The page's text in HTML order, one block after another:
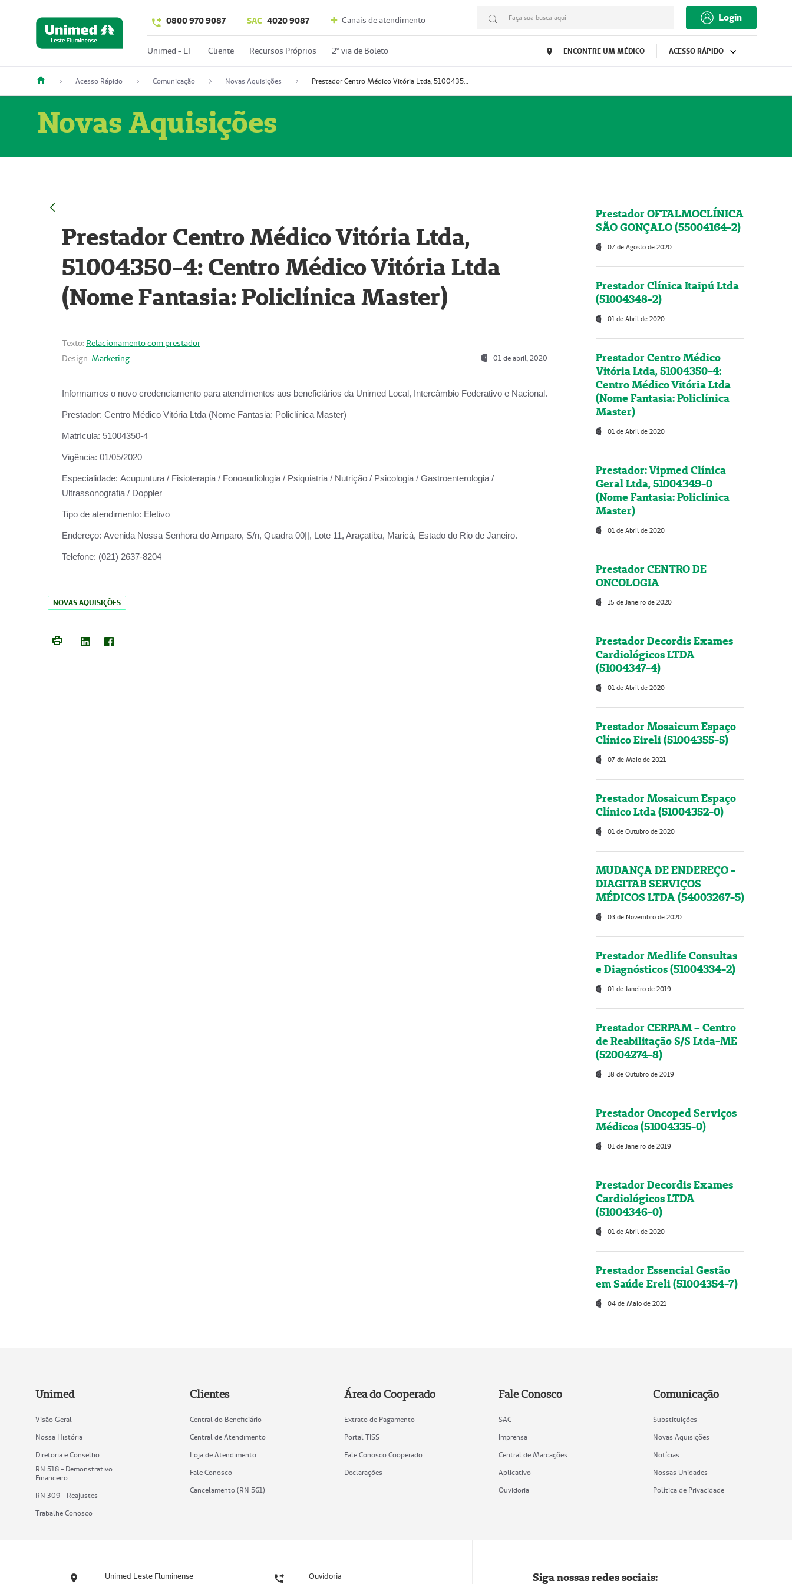
0800 970 9087 SAC 4020 9087 Canais de atendimento Faça sua busca aqui Login
Unimed - LF Cliente Recursos Próprios 2º via de Boleto ENCONTRE UM MÉDICO ACESSO RÁPIDO
Acesso Rápido Comunicação Novas Aquisições Prestador Centro Médico Vitória Ltda, 51004350-4: Centro Médico Vitória Ltda (Nome Fantasia: Policlínica Master)
Novas Aquisições
Prestador Centro Médico Vitória Ltda,
51004350-4: Centro Médico Vitória Ltda
(Nome Fantasia: Policlínica Master)
Texto: Relacionamento com prestador
Design: Marketing 01 de abril, 2020
Informamos o novo credenciamento para atendimentos aos beneficiários da Unimed Local, Intercâmbio Federativo e Nacional.
Prestador: Centro Médico Vitória Ltda (Nome Fantasia: Policlínica Master)
Matrícula: 51004350-4
Vigência: 01/05/2020
Especialidade: Acupuntura / Fisioterapia / Fonoaudiologia / Psiquiatria / Nutrição / Psicologia / Gastroenterologia /
Ultrassonografia / Doppler
Tipo de atendimento: Eletivo
Endereço: Avenida Nossa Senhora do Amparo, S/n, Quadra 00||, Lote 11, Araçatiba, Maricá, Estado do Rio de Janeiro.
Telefone: (021) 2637-8204
NOVAS AQUISIÇÕES
Prestador OFTALMOCLÍNICA
SÃO GONÇALO (55004164-2)
07 de Agosto de 2020
Prestador Clínica Itaipú Ltda
(51004348-2)
01 de Abril de 2020
Prestador Centro Médico
Vitória Ltda, 51004350-4:
Centro Médico Vitória Ltda
(Nome Fantasia: Policlínica
Master)
01 de Abril de 2020
Prestador: Vipmed Clínica
Geral Ltda, 51004349-0
(Nome Fantasia: Policlínica
Master)
01 de Abril de 2020
Prestador CENTRO DE
ONCOLOGIA
15 de Janeiro de 2020
Prestador Decordis Exames
Cardiológicos LTDA
(51004347-4)
01 de Abril de 2020
Prestador Mosaicum Espaço
Clínico Eireli (51004355-5)
07 de Maio de 2021
Prestador Mosaicum Espaço
Clínico Ltda (51004352-0)
01 de Outubro de 2020
MUDANÇA DE ENDEREÇO -
DIAGITAB SERVIÇOS
MÉDICOS LTDA (54003267-5)
03 de Novembro de 2020
Prestador Medlife Consultas
e Diagnósticos (51004334-2)
01 de Janeiro de 2019
Prestador CERPAM – Centro
de Reabilitação S/S Ltda-ME
(52004274-8)
18 de Outubro de 2019
Prestador Oncoped Serviços
Médicos (51004335-0)
01 de Janeiro de 2019
Prestador Decordis Exames
Cardiológicos LTDA
(51004346-0)
01 de Abril de 2020
Prestador Essencial Gestão
em Saúde Ereli (51004354-7)
04 de Maio de 2021
Unimed
Visão Geral
Nossa História
Diretoria e Conselho
RN 518 - Demonstrativo
Financeiro
RN 309 - Reajustes
Trabalhe Conosco
Clientes
Central do Beneficiário
Central de Atendimento
Loja de Atendimento
Fale Conosco
Cancelamento (RN 561)
Área do Cooperado
Extrato de Pagamento
Portal TISS
Fale Conosco Cooperado
Declarações
Fale Conosco
SAC
Imprensa
Central de Marcações
Aplicativo
Ouvidoria
Comunicação
Substituições
Novas Aquisições
Notícias
Nossas Unidades
Política de Privacidade
Unimed Leste Fluminense Ouvidoria Siga nossas redes sociais: